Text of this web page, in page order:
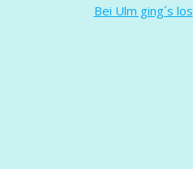
Bei Ulm ging´s los